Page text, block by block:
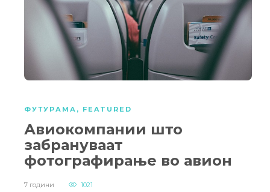
ФУТУРАМА , FEATURED
Авиокомпании што
забрануваат
фотографирање во авион
7 години 1021